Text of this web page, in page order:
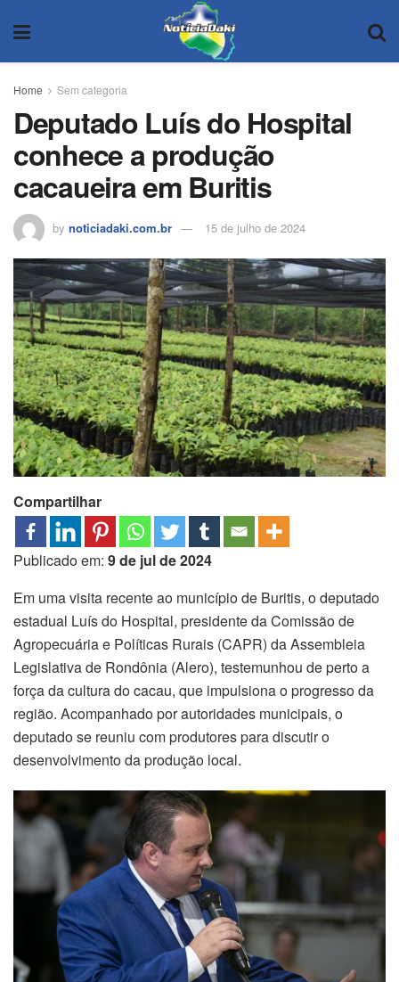
Home Sem categoria
Deputado Luís do Hospital
conhece a produção
cacaueira em Buritis
by noticiadaki.com.br 15 de julho de 2024
Compartilhar
Publicado em: 9 de jul de 2024
Em uma visita recente ao município de Buritis, o deputado
estadual Luís do Hospital, presidente da Comissão de
Agropecuária e Políticas Rurais (CAPR) da Assembleia
Legislativa de Rondônia (Alero), testemunhou de perto a
força da cultura do cacau, que impulsiona o progresso da
região. Acompanhado por autoridades municipais, o
deputado se reuniu com produtores para discutir o
desenvolvimento da produção local.